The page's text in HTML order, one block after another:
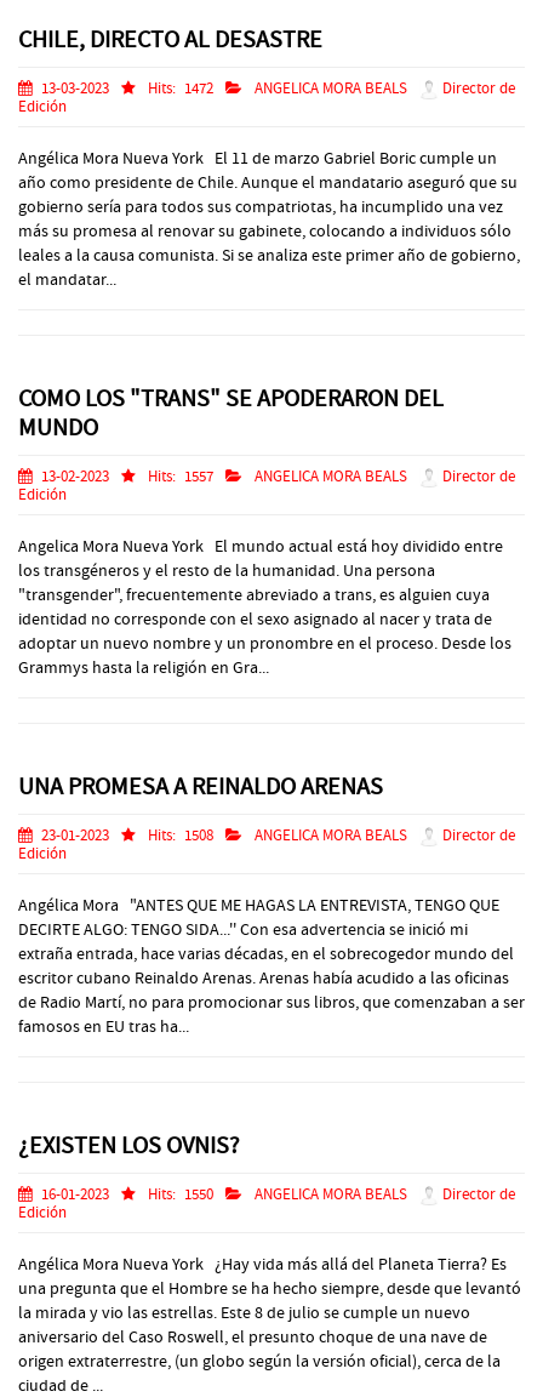
CHILE, DIRECTO AL DESASTRE
13-03-2023 Hits: 1472 ANGELICA MORA BEALS
Director de
Edición
Angélica Mora Nueva York El 11 de marzo Gabriel Boric cumple un
año como presidente de Chile. Aunque el mandatario aseguró que su
gobierno sería para todos sus compatriotas, ha incumplido una vez
más su promesa al renovar su gabinete, colocando a individuos sólo
leales a la causa comunista. Si se analiza este primer año de gobierno,
el mandatar...
COMO LOS "TRANS" SE APODERARON DEL
MUNDO
13-02-2023 Hits: 1557 ANGELICA MORA BEALS
Director de
Edición
Angelica Mora Nueva York El mundo actual está hoy dividido entre
los transgéneros y el resto de la humanidad. Una persona
"transgender", frecuentemente abreviado a trans, es alguien cuya
identidad no corresponde con el sexo asignado al nacer y trata de
adoptar un nuevo nombre y un pronombre en el proceso. Desde los
Grammys hasta la religión en Gra...
UNA PROMESA A REINALDO ARENAS
23-01-2023 Hits: 1508 ANGELICA MORA BEALS
Director de
Edición
Angélica Mora "ANTES QUE ME HAGAS LA ENTREVISTA, TENGO QUE
DECIRTE ALGO: TENGO SIDA...'' Con esa advertencia se inició mi
extraña entrada, hace varias décadas, en el sobrecogedor mundo del
escritor cubano Reinaldo Arenas. Arenas había acudido a las oficinas
de Radio Martí, no para promocionar sus libros, que comenzaban a ser
famosos en EU tras ha...
¿EXISTEN LOS OVNIS?
16-01-2023 Hits: 1550 ANGELICA MORA BEALS
Director de
Edición
Angélica Mora Nueva York ¿Hay vida más allá del Planeta Tierra? Es
una pregunta que el Hombre se ha hecho siempre, desde que levantó
la mirada y vio las estrellas. Este 8 de julio se cumple un nuevo
aniversario del Caso Roswell, el presunto choque de una nave de
origen extraterrestre, (un globo según la versión oficial), cerca de la
ciudad de ...